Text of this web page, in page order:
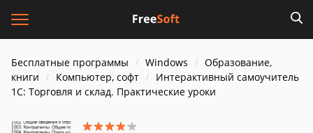
Бесплатные программы Windows
Образование,
книги
Компьютер, софт
Интерактивный самоучитель
1С: Торговля и склад. Практические уроки